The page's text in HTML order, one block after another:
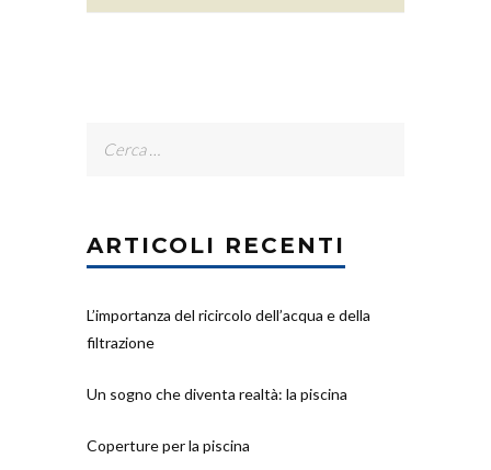
ARTICOLI RECENTI
L’importanza del ricircolo dell’acqua e della
filtrazione
Un sogno che diventa realtà: la piscina
Coperture per la piscina